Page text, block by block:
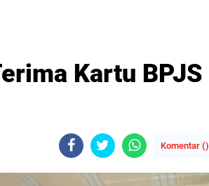
Kartu BPJS
Komentar ()